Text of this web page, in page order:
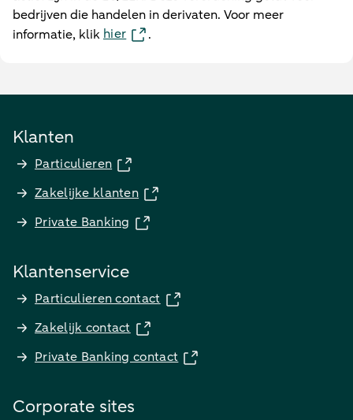
bedrijven die handelen in derivaten. Voor meer
informatie, klik hier .
Klanten
Particulieren
Zakelijke klanten
Private Banking
Klantenservice
Particulieren contact
Zakelijk contact
Private Banking contact
Corporate sites